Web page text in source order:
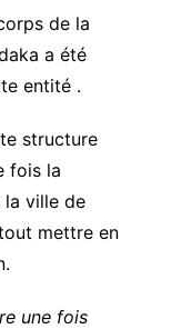
de la
a été
entité .
structure
fois la
la ville de
mettre en
une fois